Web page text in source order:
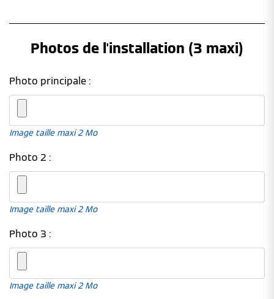
Photos de l'installation (3 maxi)
Photo principale :
Image taille maxi 2 Mo
Photo 2 :
Image taille maxi 2 Mo
Photo 3 :
Image taille maxi 2 Mo